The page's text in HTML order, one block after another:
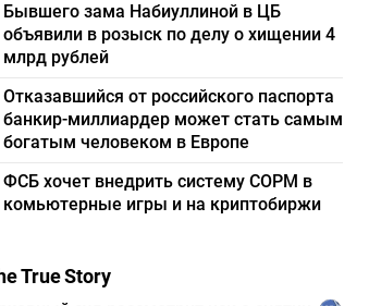
Бывшего зама Набиуллиной в ЦБ
объявили в розыск по делу о хищении 4
млрд рублей
Отказавшийся от российского паспорта
банкир-миллиардер может стать самым
богатым человеком в Европе
ФСБ хочет внедрить систему СОРМ в
комьютерные игры и на криптобиржи